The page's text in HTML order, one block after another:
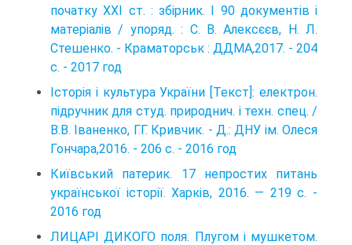
початку ХХІ ст. : збірник. І 90 документів і
матеріалів / упоряд. : С. В. Алексєєв, Н. Л.
Стешенко. - Краматорськ : ДДМА,2017. - 204
с. - 2017 год
Історія і культура України [Текст]: електрон.
підручник для студ. природнич. і техн. спец. /
В.В. Іваненко, Г.Г. Кривчик. - Д.: ДНУ ім. Олеся
Гончара,2016. - 206 с. - 2016 год
Київський патерик. 17 непростих питань
української історії. Харків, 2016. — 219 с. -
2016 год
ЛИЦАРІ ДИКОГО поля. Плугом і мушкетом.